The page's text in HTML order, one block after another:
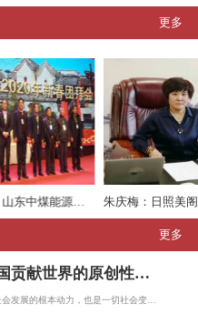
更多
朱德玉：山东中煤能源机械有限责任公司
更多
新质生产力理论是中国贡献世界的原创性理论